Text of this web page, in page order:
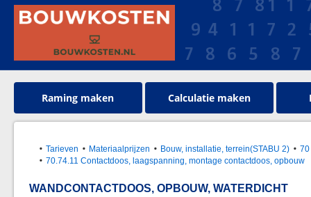
Raming maken Calculatie maken
Tarieven Materiaalprijzen Bouw, installatie, terrein(STABU 2)
70.74.11 Contactdoos, laagspanning, montage contactdoos, opbouw
WANDCONTACTDOOS, OPBOUW, WATERDICHT